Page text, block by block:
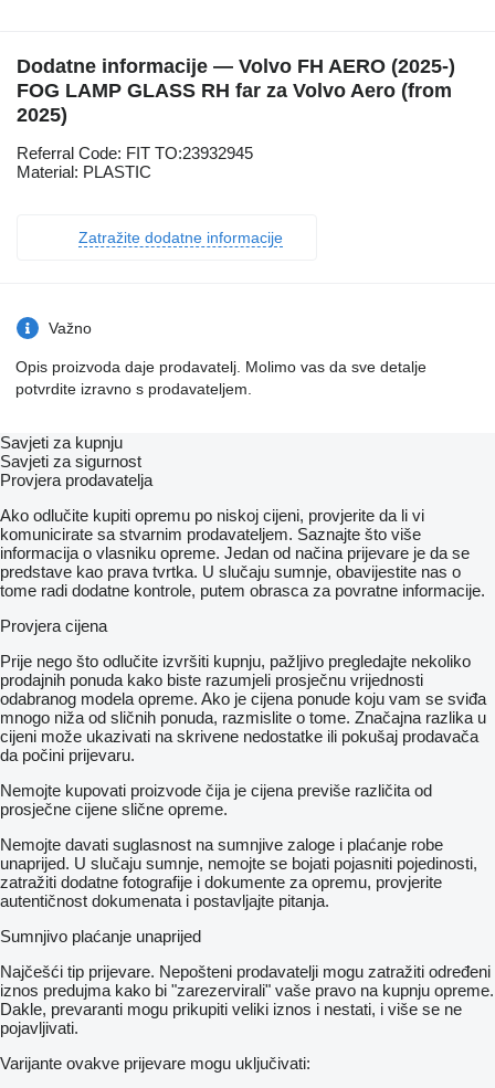
Dodatne informacije — Volvo FH AERO (2025-)
FOG LAMP GLASS RH far za Volvo Aero (from
2025)
Referral Code: FIT TO:23932945
Material: PLASTIC
Zatražite dodatne informacije
Važno
Opis proizvoda daje prodavatelj. Molimo vas da sve detalje
potvrdite izravno s prodavateljem.
Savjeti za kupnju
Savjeti za sigurnost
Provjera prodavatelja
Ako odlučite kupiti opremu po niskoj cijeni, provjerite da li vi
komunicirate sa stvarnim prodavateljem. Saznajte što više
informacija o vlasniku opreme. Jedan od načina prijevare je da se
predstave kao prava tvrtka. U slučaju sumnje, obavijestite nas o
tome radi dodatne kontrole, putem obrasca za povratne informacije.
Provjera cijena
Prije nego što odlučite izvršiti kupnju, pažljivo pregledajte nekoliko
prodajnih ponuda kako biste razumjeli prosječnu vrijednosti
odabranog modela opreme. Ako je cijena ponude koju vam se sviđa
mnogo niža od sličnih ponuda, razmislite o tome. Značajna razlika u
cijeni može ukazivati ​​na skrivene nedostatke ili pokušaj prodavača
da počini prijevaru.
Nemojte kupovati proizvode čija je cijena previše različita od
prosječne cijene slične opreme.
Nemojte davati suglasnost na sumnjive zaloge i plaćanje robe
unaprijed. U slučaju sumnje, nemojte se bojati pojasniti pojedinosti,
zatražiti dodatne fotografije i dokumente za opremu, provjerite
autentičnost dokumenata i postavljajte pitanja.
Sumnjivo plaćanje unaprijed
Najčešći tip prijevare. Nepošteni prodavatelji mogu zatražiti određeni
iznos predujma kako bi "zarezervirali" vaše pravo na kupnju opreme.
Dakle, prevaranti mogu prikupiti veliki iznos i nestati, i više se ne
pojavljivati.
Varijante ovakve prijevare mogu uključivati: